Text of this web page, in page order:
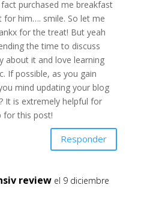
purchased me breakfast
for him…. smile. So let me
for the treat! But yeah
the time to discuss
about it and love learning
If possible, as you gain
mind updating your blog
It is extremely helpful for
for this post!
Responder
review el 9 diciembre